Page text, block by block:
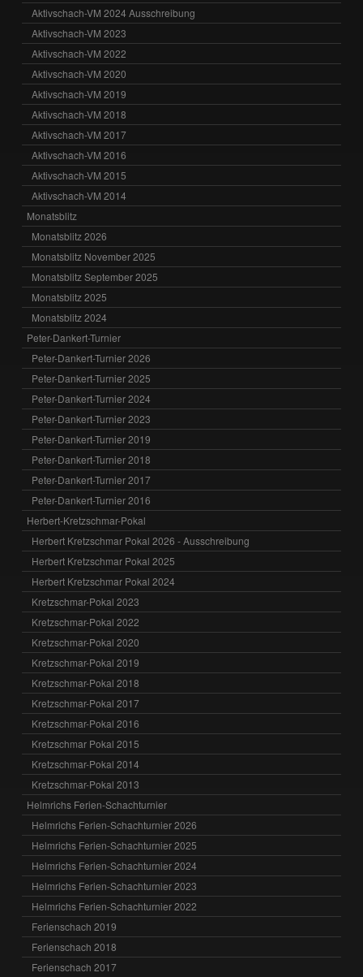
Aktivschach-VM 2024 Ausschreibung
Aktivschach-VM 2023
Aktivschach-VM 2022
Aktivschach-VM 2020
Aktivschach-VM 2019
Aktivschach-VM 2018
Aktivschach-VM 2017
Aktivschach-VM 2016
Aktivschach-VM 2015
Aktivschach-VM 2014
Monatsblitz
Monatsblitz 2026
Monatsblitz November 2025
Monatsblitz September 2025
Monatsblitz 2025
Monatsblitz 2024
Peter-Dankert-Turnier
Peter-Dankert-Turnier 2026
Peter-Dankert-Turnier 2025
Peter-Dankert-Turnier 2024
Peter-Dankert-Turnier 2023
Peter-Dankert-Turnier 2019
Peter-Dankert-Turnier 2018
Peter-Dankert-Turnier 2017
Peter-Dankert-Turnier 2016
Herbert-Kretzschmar-Pokal
Herbert Kretzschmar Pokal 2026 - Ausschreibung
Herbert Kretzschmar Pokal 2025
Herbert Kretzschmar Pokal 2024
Kretzschmar-Pokal 2023
Kretzschmar-Pokal 2022
Kretzschmar-Pokal 2020
Kretzschmar-Pokal 2019
Kretzschmar-Pokal 2018
Kretzschmar-Pokal 2017
Kretzschmar-Pokal 2016
Kretzschmar Pokal 2015
Kretzschmar-Pokal 2014
Kretzschmar-Pokal 2013
Helmrichs Ferien-Schachturnier
Helmrichs Ferien-Schachturnier 2026
Helmrichs Ferien-Schachturnier 2025
Helmrichs Ferien-Schachturnier 2024
Helmrichs Ferien-Schachturnier 2023
Helmrichs Ferien-Schachturnier 2022
Ferienschach 2019
Ferienschach 2018
Ferienschach 2017